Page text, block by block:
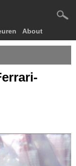
About